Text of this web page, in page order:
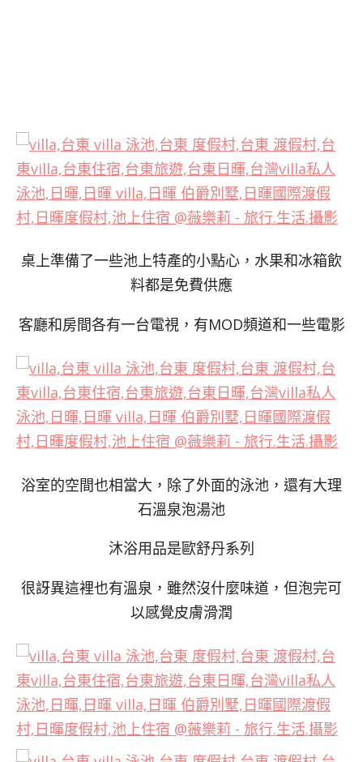
桌上準備了一些池上特產的小點心，水果和冰箱飲
料都是免費供應
客廳和房間各有一台電視，有MOD頻道和一些電影
浴室的空間也相當大，除了外面的泳池，還有大理
石溫泉泡湯池
沐浴用品是歐舒丹系列
很訝異這裡也有溫泉，雖然沒什麼味道，但泡完可
以感覺皮膚滑潤